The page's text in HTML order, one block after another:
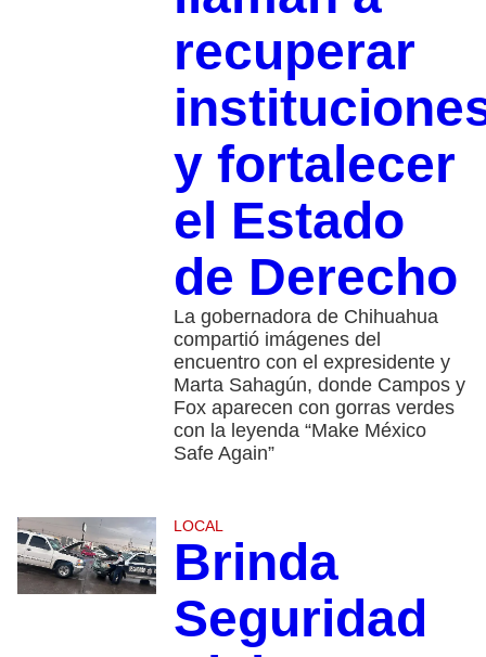
recuperar
y fortalecer
el Estado
de Derecho
La gobernadora de Chihuahua
compartió imágenes del
encuentro con el expresidente y
Marta Sahagún, donde Campos y
Fox aparecen con gorras verdes
con la leyenda “Make México
Safe Again”
LOCAL
Brinda
Seguridad